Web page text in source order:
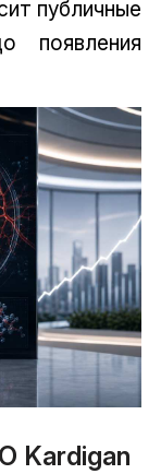
публичные
появления
Kardigan